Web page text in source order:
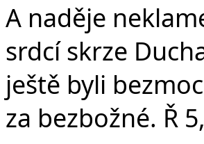
A naděje
srdcí skrze
ještě byli
za bezbožné. Ř